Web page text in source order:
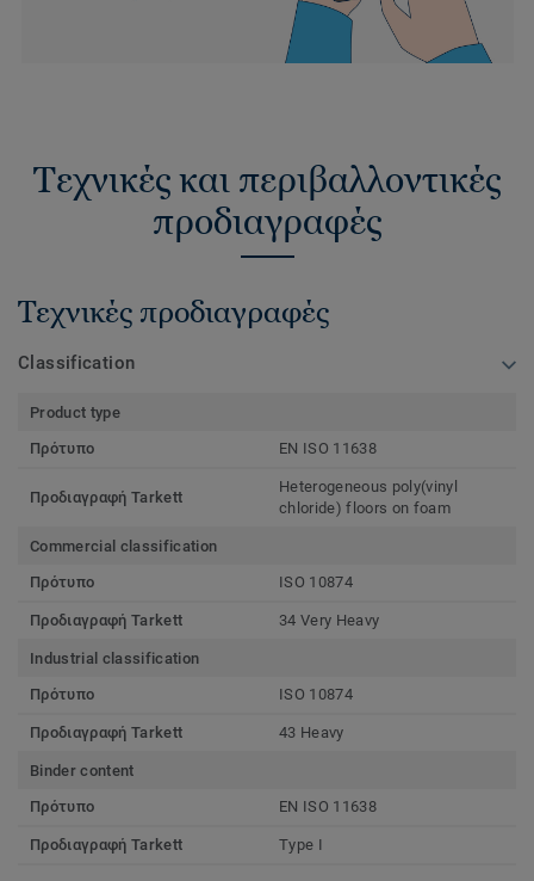
Τεχνικές και περιβαλλοντικές
προδιαγραφές
Τεχνικές προδιαγραφές
Classification
Product type
Πρότυπο
EN ISO 11638
Προδιαγραφή Tarkett
Heterogeneous poly(vinyl
chloride) floors on foam
Commercial classification
Πρότυπο
ISO 10874
Προδιαγραφή Tarkett 34 Very Heavy
Industrial classification
Πρότυπο
ISO 10874
Προδιαγραφή Tarkett 43 Heavy
Binder content
Πρότυπο
EN ISO 11638
Προδιαγραφή Tarkett Type I